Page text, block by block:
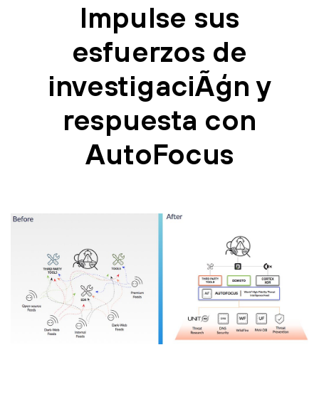
Impulse sus
esfuerzos de
investigaciÃģn y
respuesta con
AutoFocus